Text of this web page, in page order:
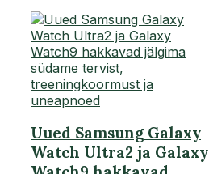
Uued Samsung Galaxy
Watch Ultra2 ja Galaxy